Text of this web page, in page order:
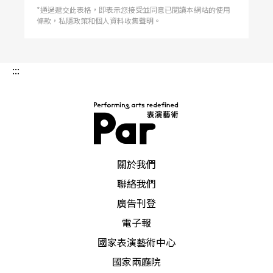
*通過遞交此表格，即表示您接受並同意已閱讀本網站的使用
條款，私隱政策和個人資料收集聲明。
:::
關於我們
聯絡我們
廣告刊登
電子報
國家表演藝術中心
國家兩廳院